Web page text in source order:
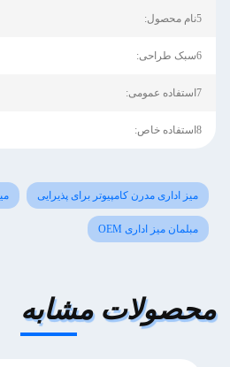
5نام محصول:
6سبک طراحی:
7استفاده عمومی:
8استفاده خاص:
میز اداری مدرن کامپیوتر برای پذیرایی
مبلمان میز اداری OEM
محصولات مشابه